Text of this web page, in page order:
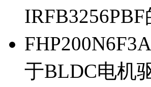
于BLDC电机